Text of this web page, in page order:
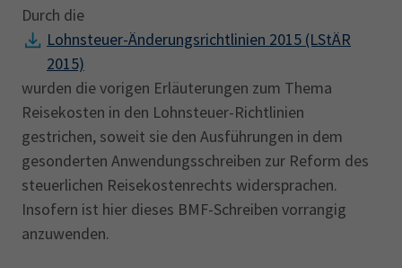
Durch die
Lohnsteuer-‎Änderungsrichtlinien 2015 (LStÄR
2015)
wurden die vorigen Erläuterungen zum ‎Thema
Reisekosten in den Lohnsteuer-Richtlinien
gestrichen, soweit sie den Ausführungen in ‎dem
gesonderten ‎Anwendungsschreiben zur Reform des
steuerlichen Reisekostenrechts‎‎ ‎widersprachen.‎
Insofern ist hier dieses BMF-Schreiben vorrangig
anzuwenden.